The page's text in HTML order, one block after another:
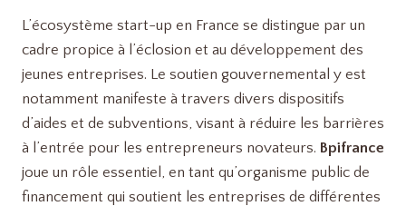
L’écosystème start-up en France se distingue par un
cadre propice à l’éclosion et au développement des
jeunes entreprises. Le soutien gouvernemental y est
notamment manifeste à travers divers dispositifs
d’aides et de subventions, visant à réduire les barrières
à l’entrée pour les entrepreneurs novateurs. Bpifrance
joue un rôle essentiel, en tant qu’organisme public de
financement qui soutient les entreprises de différentes